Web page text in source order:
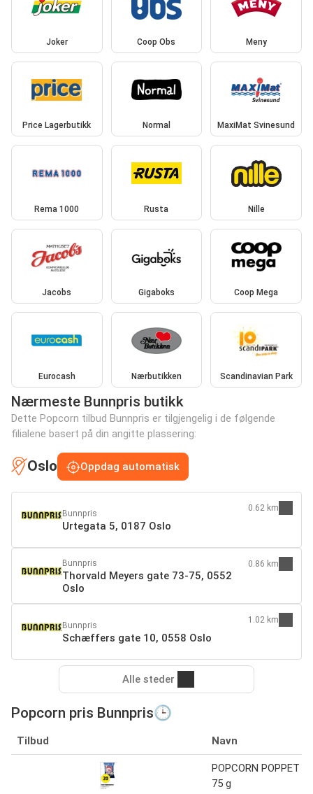
Joker Coop Obs Meny
Price Lagerbutikk Normal MaxiMat Svinesund
Rema 1000 Rusta Nille
Jacobs Gigaboks Coop Mega
Eurocash Nærbutikken Scandinavian Park
Nærmeste Bunnpris butikk
Dette Popcorn tilbud Bunnpris er tilgjengelig i de følgende
filialene basert på din angitte plassering:
Oslo Oppdag automatisk
Bunnpris
Urtegata 5, 0187 Oslo
0.62 km
Bunnpris
Thorvald Meyers gate 73-75, 0552
Oslo
0.86 km
Bunnpris
Schæffers gate 10, 0558 Oslo
1.02 km
Alle steder
Popcorn pris Bunnpris🕒
Tilbud Navn
POPCORN POPPET
75 g